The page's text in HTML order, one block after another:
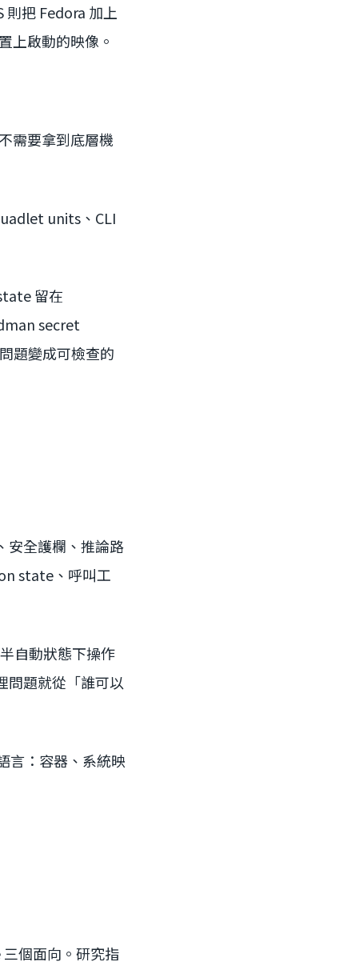
把 Fedora 加上
上啟動的映像。
需要拿到底層機
units、CLI
留在
secret
題變成可檢查的
安全護欄、推論路
state、呼叫工
自動狀態下操作
問題就從「誰可以
言：容器、系統映
個面向。研究指